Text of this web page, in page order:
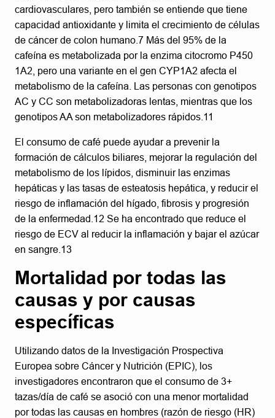
cardiovasculares, pero también se entiende que tiene
capacidad antioxidante y limita el crecimiento de células
de cáncer de colon humano.7 Más del 95% de la
cafeína es metabolizada por la enzima citocromo P450
1A2, pero una variante en el gen CYP1A2 afecta el
metabolismo de la cafeína. Las personas con genotipos
AC y CC son metabolizadoras lentas, mientras que los
genotipos AA son metabolizadores rápidos.11
El consumo de café puede ayudar a prevenir la
formación de cálculos biliares, mejorar la regulación del
metabolismo de los lípidos, disminuir las enzimas
hepáticas y las tasas de esteatosis hepática, y reducir el
riesgo de inflamación del hígado, fibrosis y progresión
de la enfermedad.12 Se ha encontrado que reduce el
riesgo de ECV al reducir la inflamación y bajar el azúcar
en sangre.13
Mortalidad por todas las
causas y por causas
específicas
Utilizando datos de la Investigación Prospectiva
Europea sobre Cáncer y Nutrición (EPIC), los
investigadores encontraron que el consumo de 3+
tazas/día de café se asoció con una menor mortalidad
por todas las causas en hombres (razón de riesgo (HR)